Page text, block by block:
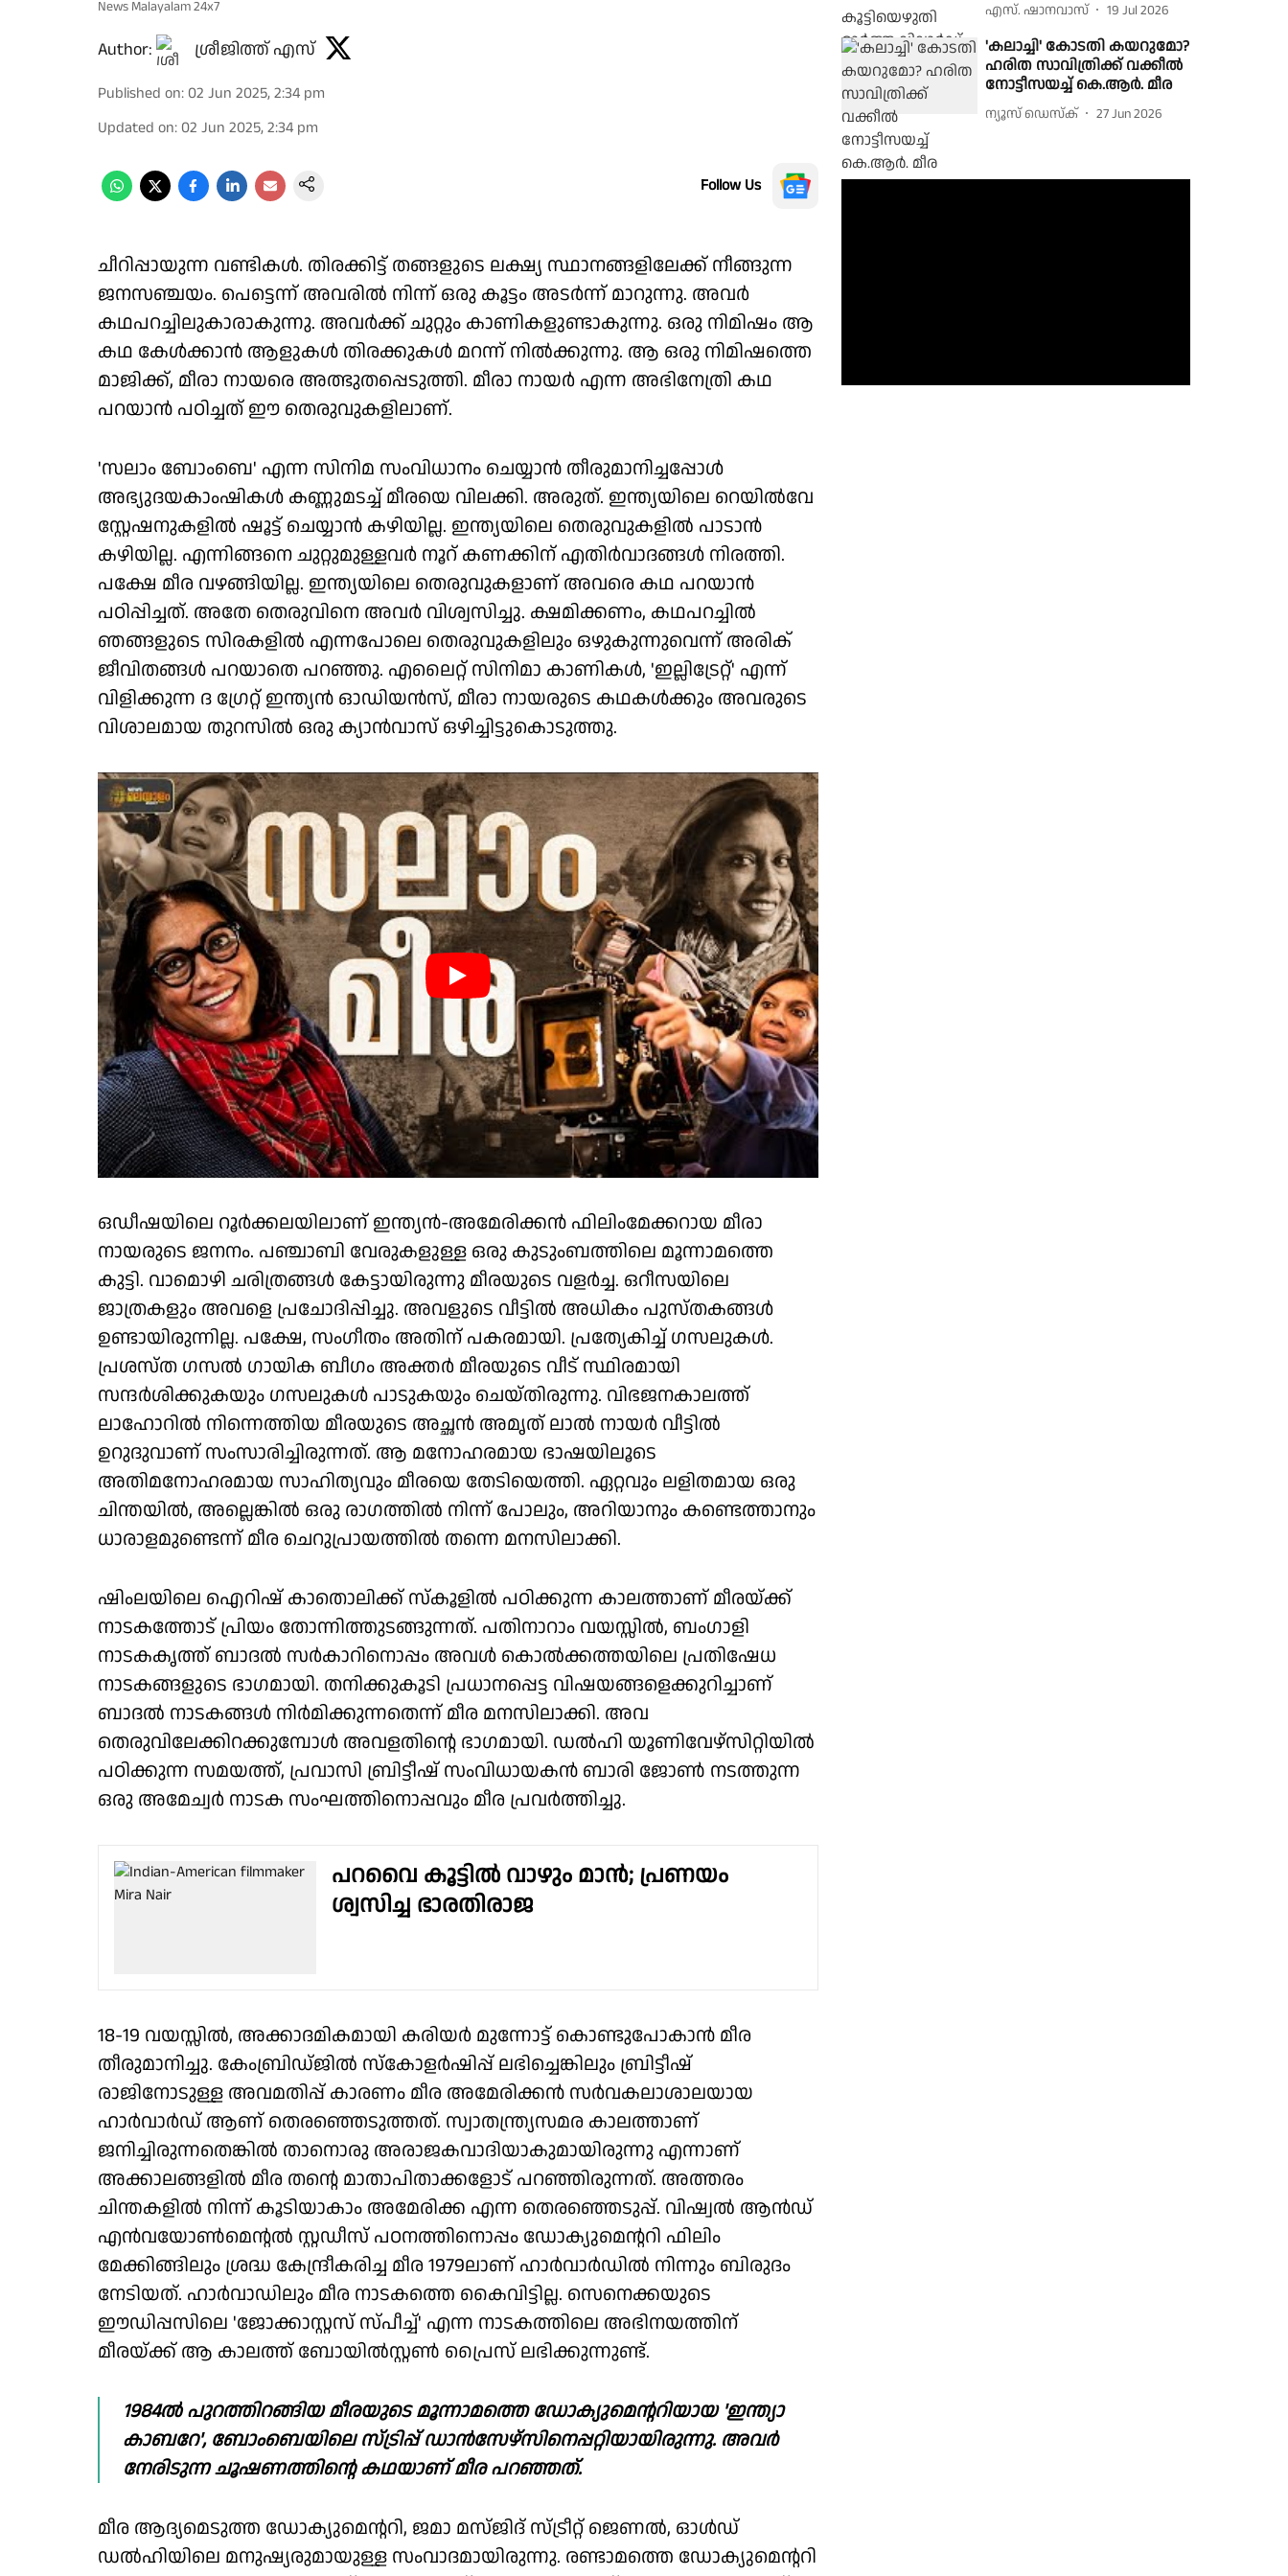
News Malayalam 24x7
Author: ശ്രീജിത്ത് എസ്
Published on: 02 Jun 2025, 2:34 pm
Updated on: 02 Jun 2025, 2:34 pm
Follow Us
ചീറിപ്പായുന്ന വണ്ടികൾ. തിരക്കിട്ട് തങ്ങളുടെ ലക്ഷ്യ സ്ഥാനങ്ങളിലേക്ക് നീങ്ങുന്ന
ജനസഞ്ചയം. പെട്ടെന്ന് അവരിൽ നിന്ന് ഒരു കൂട്ടം അടർന്ന് മാറുന്നു. അവർ
കഥപറച്ചിലുകാരാകുന്നു. അവർക്ക് ചുറ്റും കാണികളുണ്ടാകുന്നു. ഒരു നിമിഷം ആ
കഥ കേൾക്കാൻ ആളുകൾ തിരക്കുകള്‍ മറന്ന് നിൽക്കുന്നു. ആ ഒരു നിമിഷത്തെ
മാജിക്ക്, മീരാ നായരെ അത്ഭുതപ്പെടുത്തി. മീരാ നായർ എന്ന അഭിനേത്രി കഥ
പറയാൻ പഠിച്ചത് ഈ തെരുവുകളിലാണ്.
'സലാം ബോംബെ' എന്ന സിനിമ സംവിധാനം ചെയ്യാൻ തീരുമാനിച്ചപ്പോൾ
അഭ്യുദയകാംഷികൾ കണ്ണുമടച്ച് മീരയെ വിലക്കി. അരുത്. ഇന്ത്യയിലെ റെയിൽവേ
സ്റ്റേഷനുകളിൽ ഷൂട്ട് ചെയ്യാൻ കഴിയില്ല. ഇന്ത്യയിലെ തെരുവുകളിൽ പാടാൻ
കഴിയില്ല. എന്നിങ്ങനെ ചുറ്റുമുള്ളവർ നൂറ് കണക്കിന് എതിർവാദങ്ങൾ നിരത്തി.
പക്ഷേ മീര വഴങ്ങിയില്ല. ഇന്ത്യയിലെ തെരുവുകളാണ് അവരെ കഥ പറയാൻ
പഠിപ്പിച്ചത്. അതേ തെരുവിനെ അവർ വിശ്വസിച്ചു. ക്ഷമിക്കണം, കഥപറച്ചിൽ
ഞങ്ങളുടെ സിരകളിൽ എന്നപോലെ തെരുവുകളിലും ഒഴുകുന്നുവെന്ന് അരിക്
ജീവിതങ്ങൾ പറയാതെ പറഞ്ഞു. എലൈറ്റ് സിനിമാ കാണികൾ, 'ഇല്ലിട്രേറ്റ്' എന്ന്
വിളിക്കുന്ന ദ ​ഗ്രേറ്റ് ഇന്ത്യൻ ഓഡിയൻസ്, മീരാ നായരുടെ കഥകൾക്കും അവരുടെ
വിശാലമായ തുറസിൽ ഒരു ക്യാൻവാസ് ഒഴിച്ചിട്ടുകൊടുത്തു.
ഒഡീഷയിലെ റൂർക്കലയിലാണ് ഇന്ത്യൻ-അമേരിക്കൻ ഫിലിംമേക്കറായ മീരാ
നായരുടെ ജനനം. പഞ്ചാബി വേരുകളുള്ള ഒരു കുടുംബത്തിലെ മൂന്നാമത്തെ
കുട്ടി. വാമൊഴി ചരിത്രങ്ങൾ കേട്ടായിരുന്നു മീരയുടെ വളർച്ച. ഒറീസയിലെ
ജാത്രകളും അവളെ പ്രചോദിപ്പിച്ചു. അവളുടെ വീട്ടിൽ അധികം പുസ്തകങ്ങൾ
ഉണ്ടായിരുന്നില്ല. പക്ഷേ, സം​ഗീതം അതിന് പകരമായി. പ്രത്യേകിച്ച് ഗസലുകൾ.
പ്രശസ്ത ​ഗസൽ ​ഗായിക ബീ​ഗം അക്തർ മീരയുടെ വീട് സ്ഥിരമായി
സന്ദർശിക്കുകയും ​ഗസലുകൾ പാടുകയും ചെയ്തിരുന്നു. വിഭജനകാലത്ത്
ലാഹോറിൽ നിന്നെത്തിയ മീരയുടെ അച്ഛൻ അമൃത് ലാൽ നായർ വീട്ടിൽ
ഉറുദുവാണ് സംസാരിച്ചിരുന്നത്. ആ മനോഹരമായ ഭാഷയിലൂടെ
അതിമനോഹരമായ സാഹിത്യവും മീരയെ തേടിയെത്തി. ഏറ്റവും ലളിതമായ ഒരു
ചിന്തയിൽ, അല്ലെങ്കിൽ ഒരു രാഗത്തിൽ നിന്ന് പോലും, അറിയാനും കണ്ടെത്താനും
ധാരാളമുണ്ടെന്ന് മീര ചെറുപ്രായത്തിൽ തന്നെ മനസിലാക്കി.
ഷിംലയിലെ ഐറിഷ് കാതൊലിക്ക് സ്കൂളിൽ പഠിക്കുന്ന കാലത്താണ് മീരയ്ക്ക്
നാടകത്തോട് പ്രിയം തോന്നിത്തുടങ്ങുന്നത്. പതിനാറാം വയസ്സിൽ, ബംഗാളി
നാടകകൃത്ത് ബാദൽ സർകാറിനൊപ്പം അവൾ കൊൽക്കത്തയിലെ പ്രതിഷേധ
നാടകങ്ങളുടെ ഭാ​ഗമായി. തനിക്കുകൂടി പ്രധാനപ്പെട്ട വിഷയങ്ങളെക്കുറിച്ചാണ്
ബാദൽ നാടകങ്ങൾ നിർമിക്കുന്നതെന്ന് മീര മനസിലാക്കി. അവ
തെരുവിലേക്കിറക്കുമ്പോൾ അവളതിന്റെ ഭാ​ഗമായി. ഡൽഹി യൂണിവേഴ്സിറ്റിയിൽ
പഠിക്കുന്ന സമയത്ത്, പ്രവാസി ബ്രിട്ടീഷ് സംവിധായകൻ ബാരി ജോൺ നടത്തുന്ന
ഒരു അമേച്വർ നാടക സംഘത്തിനൊപ്പവും മീര പ്രവർത്തിച്ചു.
പറവൈ കൂട്ടിൽ വാഴും മാൻ​; പ്രണയം
ശ്വസിച്ച ഭാരതിരാജ
18-19 വയസ്സിൽ, അക്കാദമികമായി കരിയർ മുന്നോട്ട് കൊണ്ടുപോകാൻ മീര
തീരുമാനിച്ചു. കേംബ്രിഡ്ജിൽ സ്കോളർഷിപ്പ് ലഭിച്ചെങ്കിലും ബ്രിട്ടീഷ്
രാജിനോടുള്ള അവമതിപ്പ് കാരണം മീര അമേരിക്കൻ സർവകലാശാലയായ
ഹാർവാർഡ് ആണ് തെരഞ്ഞെടുത്തത്. സ്വാതന്ത്ര്യസമര കാലത്താണ്
ജനിച്ചിരുന്നതെങ്കിൽ താനൊരു അരാജകവാദിയാകുമായിരുന്നു എന്നാണ്
അക്കാലങ്ങളിൽ മീര തന്റെ മാതാപിതാക്കളോട് പറഞ്ഞിരുന്നത്. അത്തരം
ചിന്തകളിൽ നിന്ന് കൂടിയാകാം അമേരിക്ക എന്ന തെരഞ്ഞെടുപ്പ്. വിഷ്വൽ ആൻഡ്
എൻവയോൺമെന്റൽ സ്റ്റഡീസ് പഠനത്തിനൊപ്പം ഡോക്യുമെന്ററി ഫിലിം
മേക്കിങ്ങിലും ശ്രദ്ധ കേന്ദ്രീകരിച്ച മീര 1979ലാണ് ഹാർവാർഡിൽ നിന്നും ബിരുദം
നേടിയത്. ഹാർവാഡിലും മീര നാടകത്തെ കൈവിട്ടില്ല. സെനെക്കയുടെ
ഈഡിപ്പസിലെ 'ജോക്കാസ്റ്റസ് സ്പീച്ച്' എന്ന നാടകത്തിലെ അഭിനയത്തിന്
മീരയ്ക്ക് ആ കാലത്ത് ബോയിൽസ്റ്റൺ പ്രൈസ് ലഭിക്കുന്നുണ്ട്.
1984ൽ പുറത്തിറങ്ങിയ മീരയുടെ മൂന്നാമത്തെ ഡോക്യുമെന്ററിയായ 'ഇന്ത്യാ
കാബറേ', ബോംബെയിലെ സ്ട്രിപ്പ് ഡാൻസേഴ്‌സിനെപ്പറ്റിയായിരുന്നു. അവർ
നേരിടുന്ന ചൂഷണത്തിന്റെ കഥയാണ് മീര പറഞ്ഞത്.
മീര ആദ്യമെടുത്ത ഡോക്യുമെന്ററി, ജമാ മസ്ജിദ് സ്ട്രീറ്റ് ജെണൽ, ഓൾഡ്
ഡൽഹിയിലെ മനുഷ്യരുമായുള്ള സംവാദമായിരുന്നു. രണ്ടാമത്തെ ഡോക്യുമെന്ററി
എസ്. ഷാനവാസ് 19 Jul 2026
'കലാച്ചി' കോടതി കയറുമോ?
ഹരിത സാവിത്രിക്ക് വക്കീൽ
നോട്ടീസയച്ച് കെ.ആർ. മീര
ന്യൂസ് ഡെസ്ക് 27 Jun 2026